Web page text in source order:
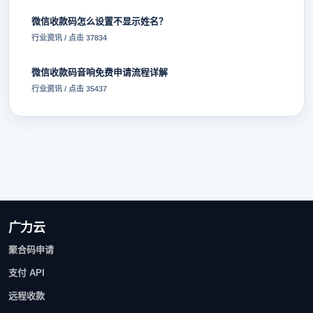
微信收款码怎么设置不显示姓名？
行业资讯 / 点击 37834
微信收款码音响免费申请流程详解
行业资讯 / 点击 35437
广力云
聚合码申请
支付 API
远程收款